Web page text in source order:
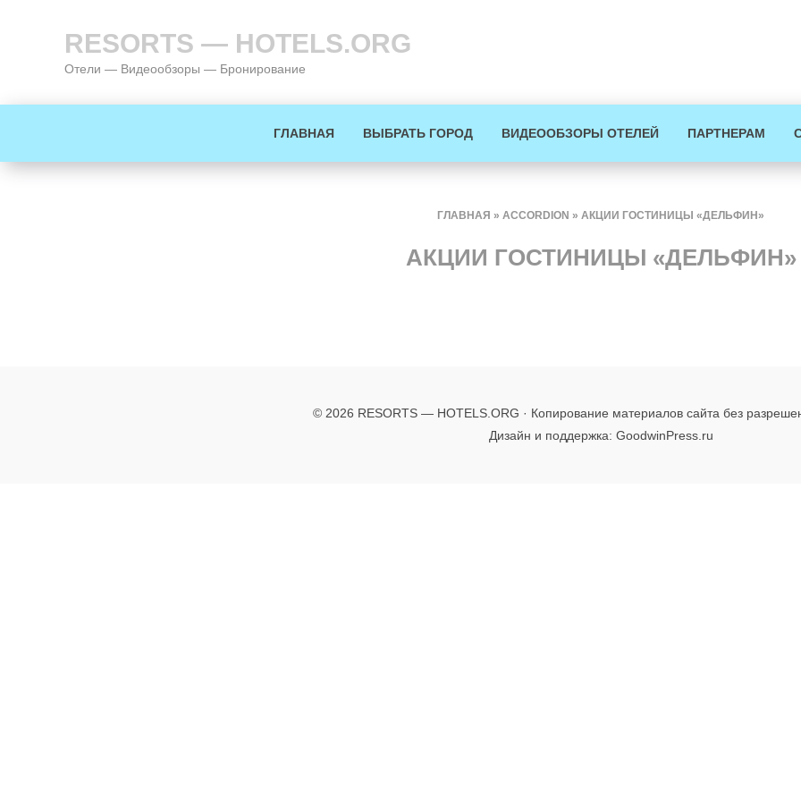
RESORTS — HOTELS.ORG
Отели — Видеообзоры — Бронирование
ГЛАВНАЯ ВЫБРАТЬ ГОРОД ВИДЕООБЗОРЫ ОТЕЛЕЙ ПАРТНЕРАМ
ГЛАВНАЯ » ACCORDION » АКЦИИ ГОСТИНИЦЫ «ДЕЛЬФИН»
АКЦИИ ГОСТИНИЦЫ «ДЕЛЬФИН»
© 2026 RESORTS — HOTELS.ORG · Копирование материалов сайта без
Дизайн и поддержка: GoodwinPress.ru